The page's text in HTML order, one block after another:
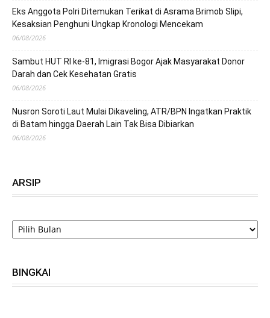
Eks Anggota Polri Ditemukan Terikat di Asrama Brimob Slipi,
Kesaksian Penghuni Ungkap Kronologi Mencekam
06/08/2026
Sambut HUT RI ke-81, Imigrasi Bogor Ajak Masyarakat Donor
Darah dan Cek Kesehatan Gratis
06/08/2026
Nusron Soroti Laut Mulai Dikaveling, ATR/BPN Ingatkan Praktik
di Batam hingga Daerah Lain Tak Bisa Dibiarkan
06/08/2026
ARSIP
ARSIP
BINGKAI